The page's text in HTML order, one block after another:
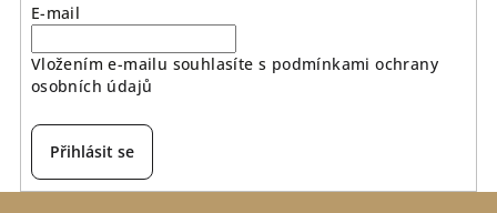
E-mail
Vložením e-mailu souhlasíte s podmínkami ochrany
osobních údajů
Přihlásit se